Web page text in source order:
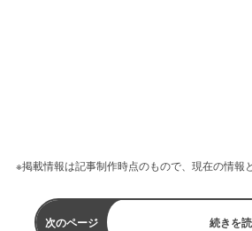
※掲載情報は記事制作時点のもので、現在の情報
次のページ 続きを